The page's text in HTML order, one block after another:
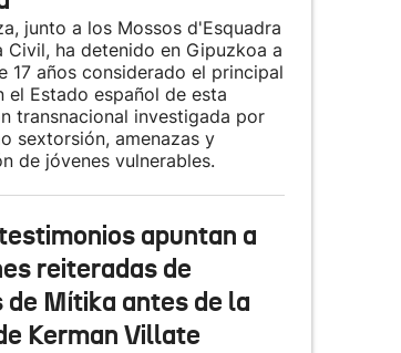
junto a los Mossos d'Esquadra
Civil, ha detenido en Gipuzkoa a
17 años considerado el principal
el Estado español de esta
transnacional investigada por
sextorsión, amenazas y
de jóvenes vulnerables.
apuntan a
reiteradas de
Mítika antes de la
Kerman Villate